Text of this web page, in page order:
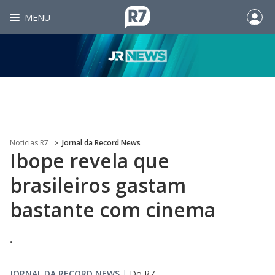
MENU
Noticias R7 Jornal da Record News
Ibope revela que
brasileiros gastam
bastante com cinema
.